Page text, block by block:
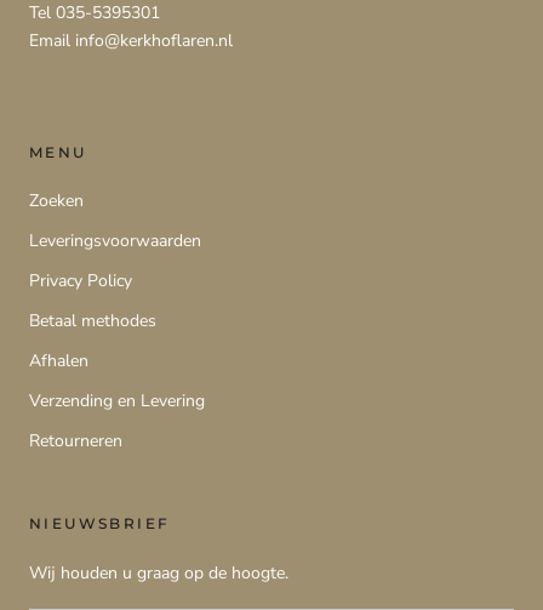
Tel 035-5395301
Email info@kerkhoflaren.nl
MENU
Zoeken
Leveringsvoorwaarden
Privacy Policy
Betaal methodes
Afhalen
Verzending en Levering
Retourneren
NIEUWSBRIEF
Wij houden u graag op de hoogte.